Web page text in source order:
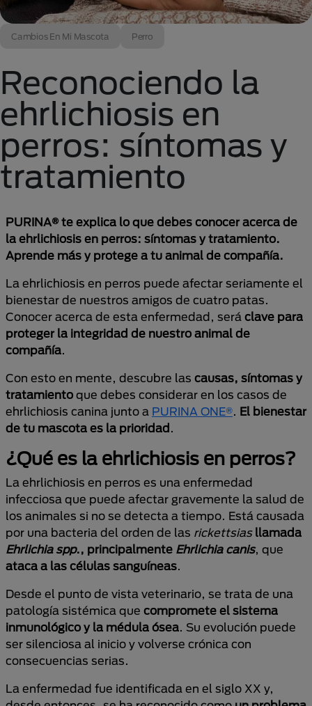
Cambios En Mi Mascota Perro
Reconociendo la
ehrlichiosis en
perros: síntomas y
tratamiento
PURINA® te explica lo que debes conocer acerca de
la ehrlichiosis en perros: síntomas y tratamiento.
Aprende más y protege a tu animal de compañía.
La ehrlichiosis en perros puede afectar seriamente el
bienestar de nuestros amigos de cuatro patas.
Conocer acerca de esta enfermedad, será clave para
proteger la integridad de nuestro animal de
compañía.
Con esto en mente, descubre las causas, síntomas y
tratamiento que debes considerar en los casos de
ehrlichiosis canina junto a PURINA ONE®. El bienestar
de tu mascota es la prioridad.
¿Qué es la ehrlichiosis en perros?
La ehrlichiosis en perros es una enfermedad
infecciosa que puede afectar gravemente la salud de
los animales si no se detecta a tiempo. Está causada
por una bacteria del orden de las rickettsias llamada
Ehrlichia spp., principalmente Ehrlichia canis, que
ataca a las células sanguíneas.
Desde el punto de vista veterinario, se trata de una
patología sistémica que compromete el sistema
inmunológico y la médula ósea. Su evolución puede
ser silenciosa al inicio y volverse crónica con
consecuencias serias.
La enfermedad fue identificada en el siglo XX y,